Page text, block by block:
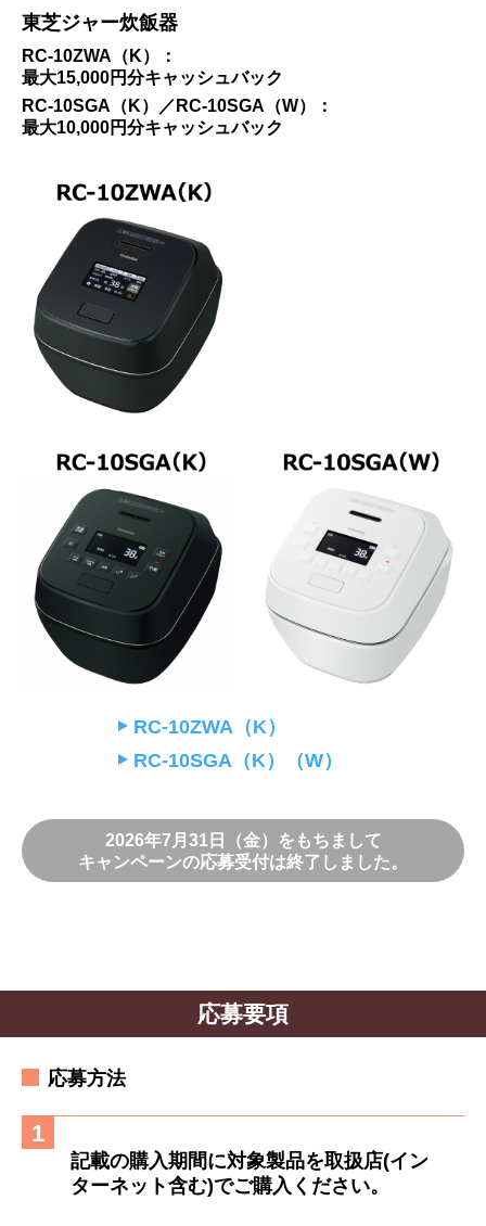
東芝ジャー炊飯器
RC-10ZWA（K）：
最大15,000円分キャッシュバック
RC-10SGA（K）／RC-10SGA（W）：
最大10,000円分キャッシュバック
RC-10ZWA（K）
RC-10SGA（K）（W）
2026年7月31日（金）をもちまして
キャンペーンの応募受付は終了しました。
応募要項
応募方法
1
記載の購入期間に対象製品を取扱店(イン
ターネット含む)でご購入ください。